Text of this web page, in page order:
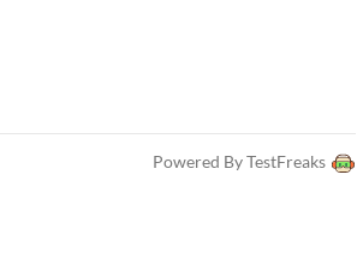
Powered By TestFreaks